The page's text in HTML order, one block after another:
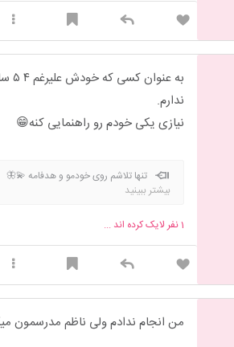
ندارم.
نیازی یکی خودم رو راهنمایی کنه😁
تنها تلاشم روی خودمو و هدفامه 💫🦋
بیشتر ببینید
1نفر لایک کرده اند ...
من انجام ندادم ولی ناظم مدرسمون